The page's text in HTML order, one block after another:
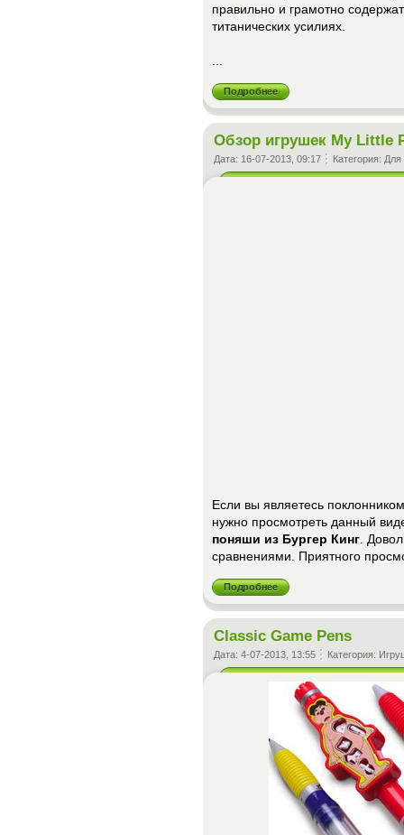
правильно и грамотно
титанических усилиях.
Подробнее
Обзор игрушек My Little
Дата: 16-07-2013, 09:17 Категория: Для
Если вы являетесь
нужно просмотреть данный
поняши из Бургер Кинг .
сравнениями. Приятного
Подробнее
Classic Game Pens
Дата: 4-07-2013, 13:55 Категория: